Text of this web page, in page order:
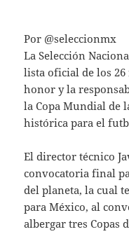
Por @seleccionmx
La Selección
lista oficial de los
honor y la
la Copa Mundial de
histórica para el
El director técnico
convocatoria final
del planeta, la cual
para México, al
albergar tres Copas